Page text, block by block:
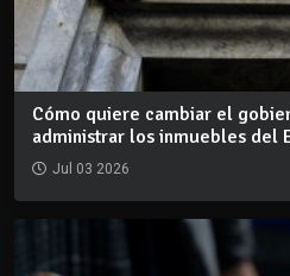
Cómo quiere cambiar el
administrar los inmuebles del
Jul 03 2026